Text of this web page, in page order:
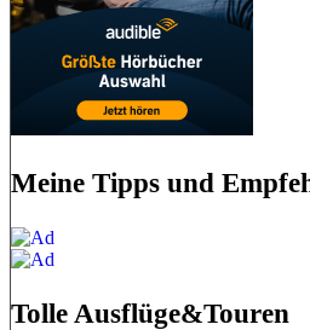
Meine Tipps und
Tolle Ausflüge&Touren